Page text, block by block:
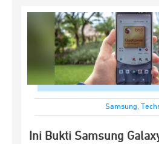
Samsung,
Ini Bukti Samsung